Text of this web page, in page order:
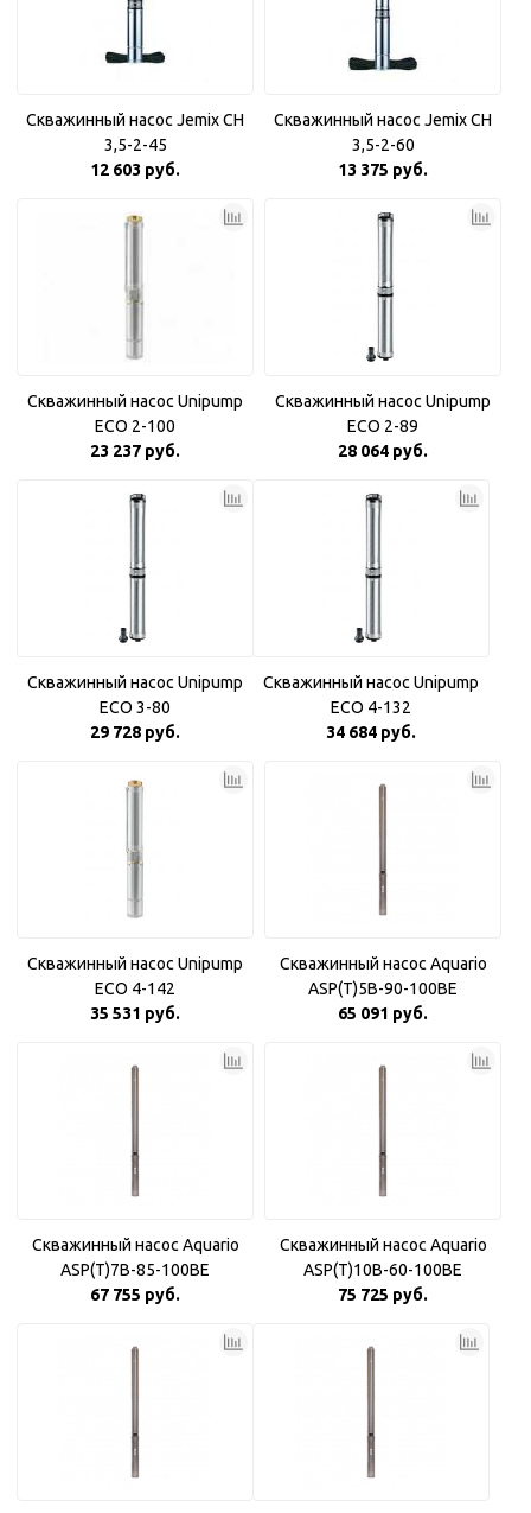
Скважинный насос Jemix CH
3,5-2-45
12 603 руб.
Скважинный насос Jemix CH
3,5-2-60
13 375 руб.
Скважинный насос Unipump
ECO 2-100
23 237 руб.
Скважинный насос Unipump
ECO 2-89
28 064 руб.
Скважинный насос Unipump
ECO 3-80
29 728 руб.
Скважинный насос Unipump
ECO 4-132
34 684 руб.
Скважинный насос Unipump
ECO 4-142
35 531 руб.
Скважинный насос Aquario
ASP(T)5B-90-100BE
65 091 руб.
Скважинный насос Aquario
ASP(T)7B-85-100BE
67 755 руб.
Скважинный насос Aquario
ASP(T)10B-60-100BE
75 725 руб.